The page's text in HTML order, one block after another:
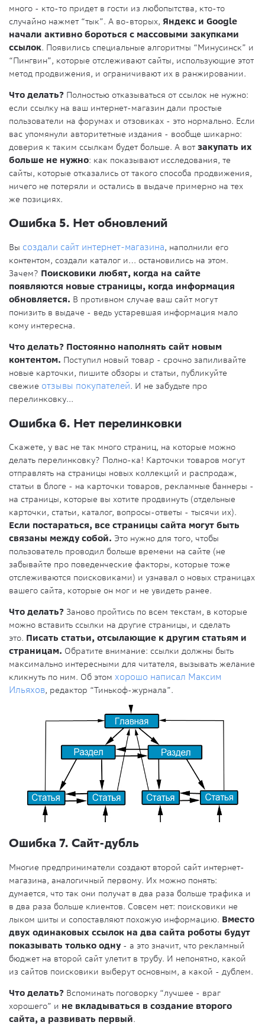
много - кто-то придет в гости из любопытства, кто-то
случайно нажмет “тык”. А во-вторых, Яндекс и Google
начали активно бороться с массовыми закупками
ссылок. Появились специальные алгоритмы “Минусинск” и
“Пингвин”, которые отслеживают сайты, использующие этот
метод продвижения, и ограничивают их в ранжировании.
Что делать? Полностью отказываться от ссылок не нужно:
если ссылку на ваш интернет-магазин дали простые
пользователи на форумах и отзовиках - это нормально. Если
вас упомянули авторитетные издания - вообще шикарно:
доверия к таким ссылкам будет больше. А вот закупать их
больше не нужно: как показывают исследования, те
сайты, которые отказались от такого способа продвижения,
ничего не потеряли и остались в выдаче примерно на тех
же позициях.
Ошибка 5. Нет обновлений
Вы создали сайт интернет-магазина, наполнили его
контентом, создали каталог и… остановились на этом.
Зачем? Поисковики любят, когда на сайте
появляются новые страницы, когда информация
обновляется. В противном случае ваш сайт могут
понизить в выдаче - ведь устаревшая информация мало
кому интересна.
Что делать? Постоянно наполнять сайт новым
контентом. Поступил новый товар - срочно запиливайте
новые карточки, пишите обзоры и статьи, публикуйте
свежие отзывы покупателей. И не забудьте про
перелинковку...
Ошибка 6. Нет перелинковки
Скажете, у вас не так много страниц, на которые можно
делать перелинковку? Полно-ка! Карточки товаров могут
отправлять на страницы новых коллекций и распродаж,
статьи в блоге - на карточки товаров, рекламные баннеры -
на страницы, которые вы хотите продвинуть (отдельные
карточки, статьи, каталог, вопросы-ответы - тысячи их).
Если постараться, все страницы сайта могут быть
связаны между собой. Это нужно для того, чтобы
пользователь проводил больше времени на сайте (не
забывайте про поведенческие факторы, которые тоже
отслеживаются поисковиками) и узнавал о новых страницах
вашего сайта, которые он мог и не увидеть ранее.
Что делать? Заново пройтись по всем текстам, в которые
можно вставить ссылки на другие страницы, и сделать
это. Писать статьи, отсылающие к другим статьям и
страницам. Обратите внимание: ссылки должны быть
максимально интересными для читателя, вызывать желание
кликнуть по ним. Об этом хорошо написал Максим
Ильяхов, редактор “Тинькоф-журнала”.
Ошибка 7. Сайт-дубль
Многие предприниматели создают второй сайт интернет-
магазина, аналогичный первому. Их можно понять:
думается, что так они получат в два раза больше трафика и
в два раза больше клиентов. Совсем нет: поисковики не
лыком шиты и сопоставляют похожую информацию. Вместо
двух одинаковых ссылок на два сайта роботы будут
показывать только одну - а это значит, что рекламный
бюджет на второй сайт улетит в трубу. И непонятно, какой
из сайтов поисковики выберут основным, а какой - дублем.
Что делать? Вспоминать поговорку “лучшее - враг
хорошего” и не вкладываться в создание второго
сайта, а развивать первый.